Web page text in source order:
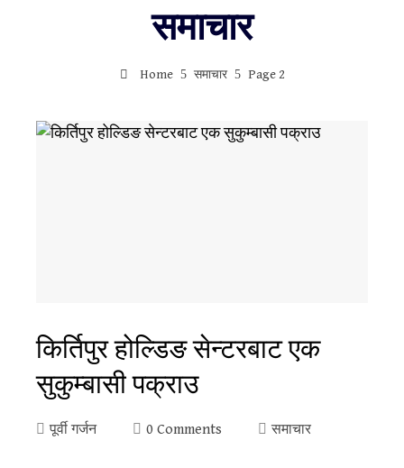
समाचार
Home समाचार Page 2
किर्तिपुर होल्डिङ सेन्टरबाट एक
सुकुम्बासी पक्राउ
पूर्वी गर्जन 0 Comments समाचार